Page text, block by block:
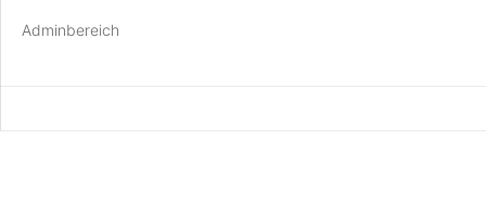
Adminbereich